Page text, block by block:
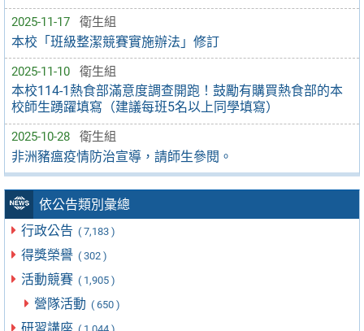
2025-11-17 衛生組
本校「班級整潔競賽實施辦法」修訂
2025-11-10 衛生組
本校114-1熱食部滿意度調查開跑！鼓勵有購買熱食部的本
校師生踴躍填寫（建議每班5名以上同學填寫）
2025-10-28 衛生組
非洲豬瘟疫情防治宣導，請師生參閱。
依公告類別彙總
行政公告 ( 7,183 )
得獎榮譽 ( 302 )
活動競賽 ( 1,905 )
營隊活動 ( 650 )
研習講座